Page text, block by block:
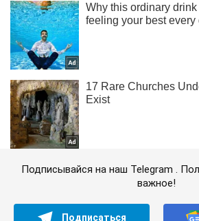
Подписывайся на наш Telegram .
важное!
Подписаться